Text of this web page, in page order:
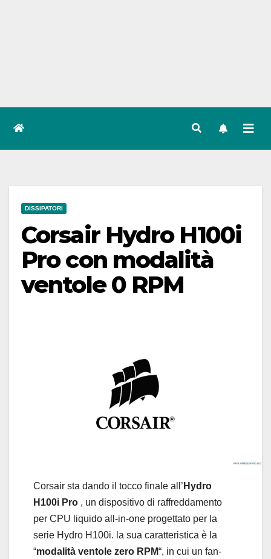
DISSIPATORI
Corsair Hydro H100i
Pro con modalità
ventole 0 RPM
Corsair sta dando il tocco finale all’ Hydro
H100i Pro , un dispositivo di raffreddamento
per CPU liquido all-in-one progettato per la
serie Hydro H100i. la sua caratteristica è la
“modalità ventole zero RPM“, in cui un fan-